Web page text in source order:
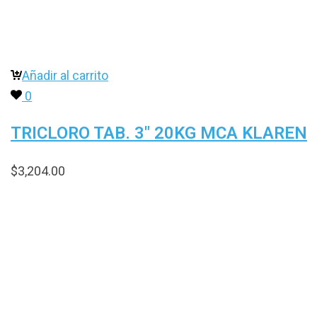
Añadir al carrito
0
TRICLORO TAB. 3″ 20KG MCA KLAREN
$3,204.00